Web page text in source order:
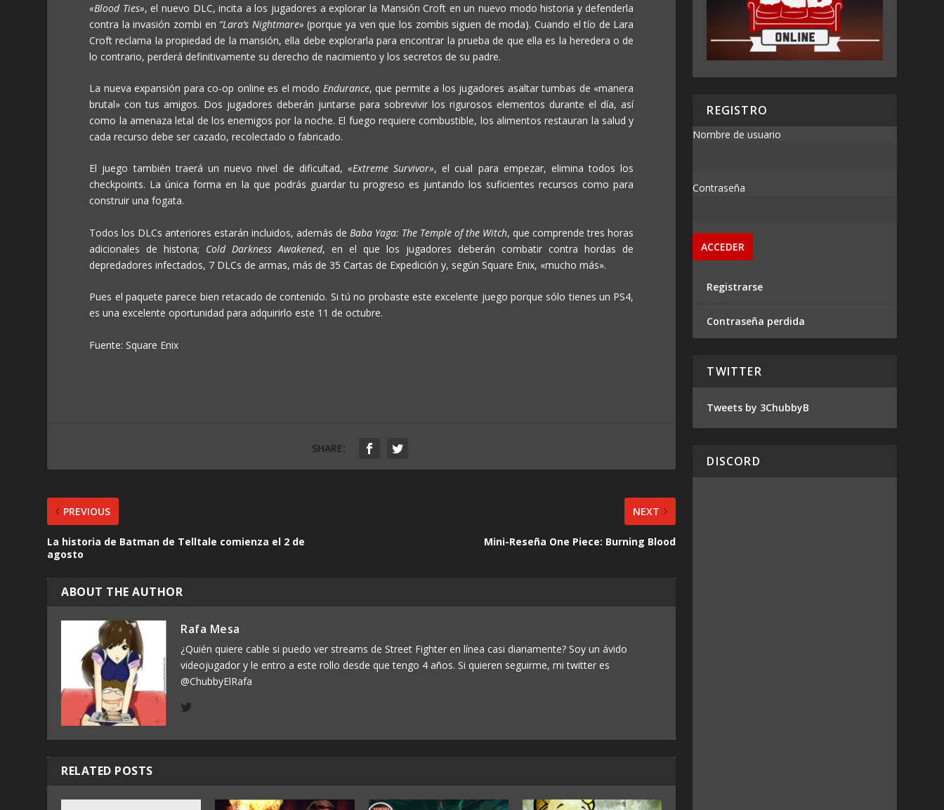
«Blood Ties», el nuevo DLC, incita a los jugadores a explorar la Mansión Croft en un nuevo modo historia y defenderla
contra la invasión zombi en “Lara’s Nightmare»(porque ya ven que los zombis siguen de moda). Cuando el tío de Lara
Croft reclama la propiedad de la mansión, ella debe explorarla para encontrar la prueba de que ella es la heredera o de
lo contrario, perderá definitivamente su derecho de nacimiento y los secretos de su padre.
La nueva expansión para co-op online es el modo Endurance, que permite a los jugadores asaltar tumbas de «manera
brutal» con tus amigos. Dos jugadores deberán juntarse para sobrevivir los rigurosos elementos durante el día, así
como la amenaza letal de los enemigos por la noche. El fuego requiere combustible, los alimentos restauran la salud y
cada recurso debe ser cazado, recolectado o fabricado.
El juego también traerá un nuevo nivel de dificultad, «Extreme Survivor», el cual para empezar, elimina todos los
checkpoints. La única forma en la que podrás guardar tu progreso es juntando los suficientes recursos como para
construir una fogata.
Todos los DLCs anteriores estarán incluidos, además deBaba Yaga: The Temple of the Witch, que comprende tres horas
adicionales de historia; Cold Darkness Awakened, en el que los jugadores deberán combatir contra hordas de
depredadores infectados, 7 DLCs de armas, más de 35 Cartas de Expedición y, según Square Enix, «mucho más».
Pues el paquete parece bien retacado de contenido. Si tú no probaste este excelente juego porque sólo tienes un PS4,
es una excelente oportunidad para adquirirlo este 11 de octubre.
Fuente: Square Enix
SHARE:
PREVIOUS
La historia de Batman de Telltale comienza el 2 de
agosto
NEXT
Mini-Reseña One Piece: Burning Blood
ABOUT THE AUTHOR
Rafa Mesa
¿Quién quiere cable si puedo ver streams de Street Fighter en línea casi diariamente? Soy un ávido
videojugador y le entro a este rollo desde que tengo 4 años. Si quieren seguirme, mi twitter es
@ChubbyElRafa
RELATED POSTS
REGISTRO
Nombre de usuario
Contraseña
Registrarse
Contraseña perdida
TWITTER
Tweets by 3ChubbyB
DISCORD